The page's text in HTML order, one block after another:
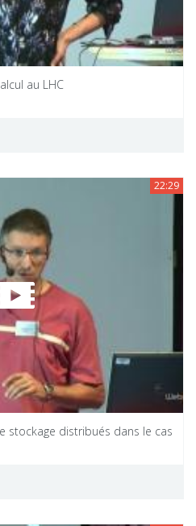
au LHC
22:29
stockage distribués dans le cas